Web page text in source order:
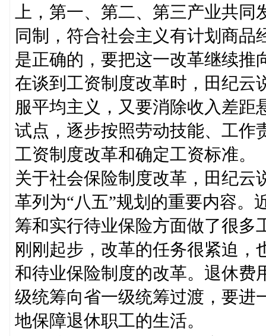
上，第一、第二、第三产业共
同制，符合社会主义有计划商
是正确的，要把这一改革继续推
在谈到工资制度改革时，田纪云
服平均主义，又要消除收入差距
试点，逐步按照劳动技能、工作
工资制度改革和确定工资标准。
关于社会保险制度改革，田纪云
革列为“八五”规划的重要内容。
筹和实行待业保险方面做了很多
刚刚起步，改革的任务很紧迫
和待业保险制度的改革。退休费
级统筹向省一级统筹过渡，要进
地保障退休职工的生活。